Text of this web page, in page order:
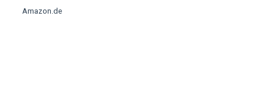
Amazon.de